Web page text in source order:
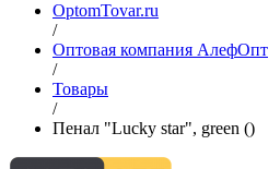
OptomTovar.ru
/
Оптовая компания АлефОпт
/
Товары
/
Пенал "Lucky star", green ()